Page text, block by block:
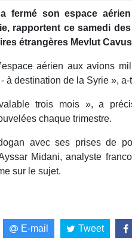
a fermé son espace
rapportent ce samedi
étrangères Mevlut
aérien aux avions
à destination de la Syrie », a-
trois mois », a
chaque trimestre.
avec ses prises de
Midani, analyste
sur le sujet.
E-mail Tweet